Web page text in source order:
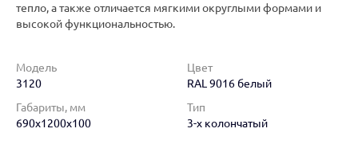
тепло, а также отличается мягкими округлыми формами и
высокой функциональностью.
Модель
3120
Цвет
RAL 9016 белый
Габариты, мм
690x1200x100
Тип
3-х колончатый